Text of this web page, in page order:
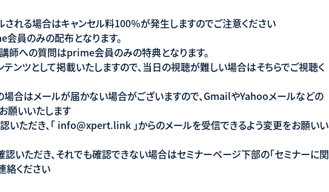
される場合はキャンセル料100％が発生しますのでご注意ください
員のみの配布となります。
師への質問はprime会員のみの特典となります。
テンツとして掲載いたしますので、当日の視聴が難しい場合はそちらでご視聴く
場合はメールが届かない場合がございますので、GmailやYahooメールなどの
願いいたします
いただき、「 info@xpert.link 」からのメールを受信できるよう変更をお願いい
認いただき、それでも確認できない場合はセミナーページ下部の「セミナーに関
絡ください